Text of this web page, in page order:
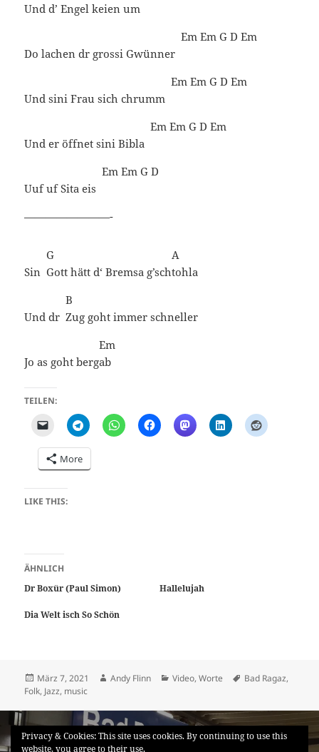
Und d’ Engel keien um
Do lachen dr grossi Gwünner
Em Em G D Em
Und sini Frau sich chrumm
Em Em G D Em
Und er öffnet sini Bibla
Em Em G D Em
Uuf uf Sita eis
Em Em G D
————————-
Sin
G
Gott hätt d‘ Bremsa g’sch
A
tohla
Und dr
B
Zug goht immer schneller
Jo as goht berg
Em
ab
TEILEN:
More
LIKE THIS:
ÄHNLICH
Dr Boxür (Paul Simon)
Hallelujah
Dia Welt isch So Schön
Posted
on
März 7, 2021 Author
Andy Flinn Categories
Video,Worte Tags
Bad Ragaz,
Folk, Jazz, music
Beitragsnavigation
PREVIOUS
Previous
I hogga do am Bahnhof (Otis Redding)
Privacy & Cookies: This site uses cookies. By continuing to use this
website, you agree to their use.